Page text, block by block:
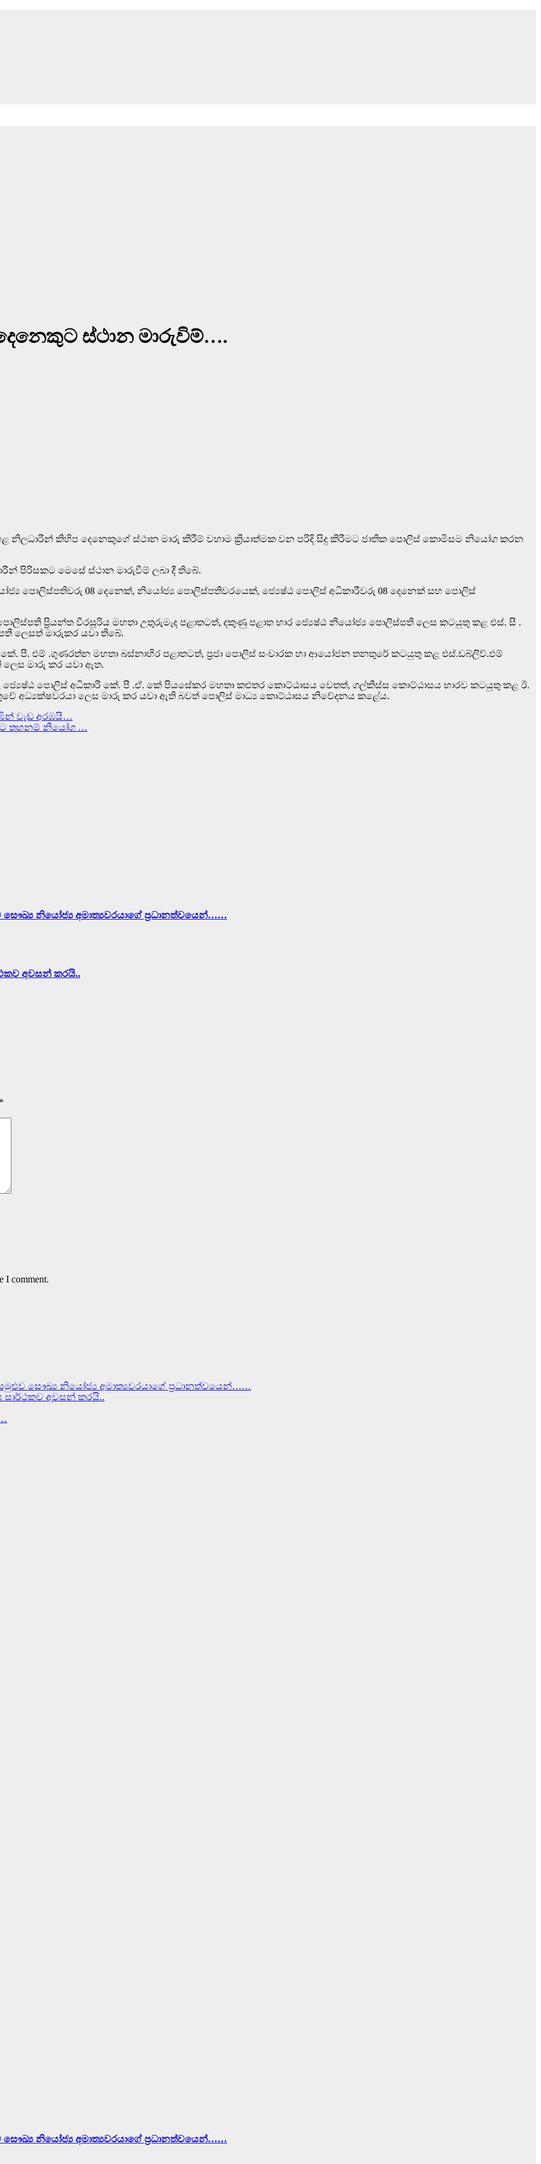
ස්ථාන මාරුවිම්….
කිහිප දෙනෙකුගේ ස්ථාන මාරු කිරීම් වහාම ක්‍රියාත්මක වන පරිදි සිදු කිරීමට ජාතික පොලිස් කොමිසම නියෝග කරන
පිරිසකට මෙසේ ස්ථාන මාරුවීම් ලබා දී තිබේ.
පොලිස්පතිවරු 08 දෙනෙක්, නියෝජ්‍ය පොලිස්පතිවරයෙක්, ජ්‍යෙෂ්ඨ පොලිස් අධිකාරීවරු 08 දෙනෙක් සහ පොලිස්
ප්‍රියන්ත වීරසූරිය මහතා උතුරුමැද පළාතටත්, දකුණු පළාත භාර ජ්‍යෙෂ්ඨ නියෝජ්‍ය පොලිස්පති ලෙස කටයුතු කළ එස්. සී .
ලෙසත් මාරුක‍ර යවා තිබේ.
පී. එම් .ගුණරත්න මහතා බස්නාහිර පළාතටත්, ප්‍රජා පොලිස් සංචාරක හා ආයෝජන තනතුරේ කටයුතු කළ එස්.ඩබ්ලිව්.එම්
මාරු කර යවා ඇත.
පොලිස් අධිකාරී කේ. පී .ඒ. කේ පියසේකර මහතා කළුතර කොට්ඨාසය වෙතත්, ගල්කිස්ස කොට්ඨාසය භාරව කටයුතු කළ ඊ.
අධ්‍යක්ෂවරයා ලෙස මාරු කර යවා ඇති බවත් පොලිස් මාධ්‍ය කොට්ඨාසය නිවේදනය කළේය.
වැඩ අරඹයි…
තහනම් නියෝග …
සෞඛ්‍ය නියෝජ්‍ය අමාත්‍යවරයාගේ ප්‍රධානත්වයෙන්……
අවසන් කරයි..
*
I comment.
සෞඛ්‍ය නියෝජ්‍ය අමාත්‍යවරයාගේ ප්‍රධානත්වයෙන්……
සාර්ථකව අවසන් කරයි..
සෞඛ්‍ය නියෝජ්‍ය අමාත්‍යවරයාගේ ප්‍රධානත්වයෙන්……